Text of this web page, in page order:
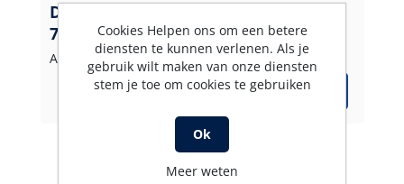
Draaikoppeling 24:1/2BU RVS /rood
700 b
Artikelnummer: 200740503
Cookies Helpen ons om een betere
diensten te kunnen verlenen. Als je
gebruik wilt maken van onze diensten
stem je toe om cookies te gebruiken
Ok
Meer weten